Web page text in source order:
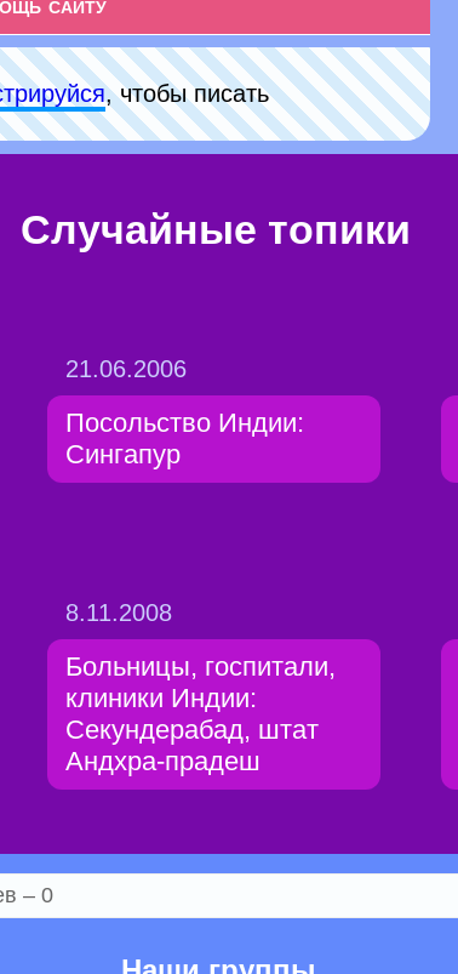
, чтобы писать
Случайные топики
21.06.2006
Посольство Индии:
Сингапур
8.11.2008
Больницы, госпитали,
клиники Индии:
Секундерабад, штат
Андхра-прадеш
– 0